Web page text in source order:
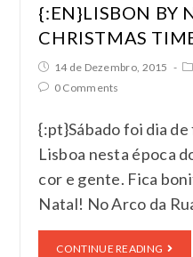
{:EN}LISBON BY
CHRISTMAS
14 de Dezembro, 2015
0 Comments
{:pt}Sábado foi dia
Lisboa nesta época
cor e gente. Fica
Natal! No Arco da
CONTINUE READING